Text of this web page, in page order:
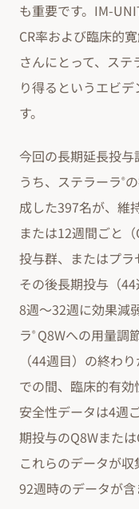
も重要です。IM-
CR率および臨床的
さんにとって、ステ
り得るというエビ
す。
今回の長期延長投
うち、ステラーラ®
成した397名が、維
または12週間ごと
投与群、またはプラ
その後長期投与（44
8週～32週に効果減
ラ® Q8Wへの用量調
（44週目）の終わ
での間、臨床的有効
安全性データは4週
期投与のQ8Wまた
これらのデータが収
92週時のデータが含